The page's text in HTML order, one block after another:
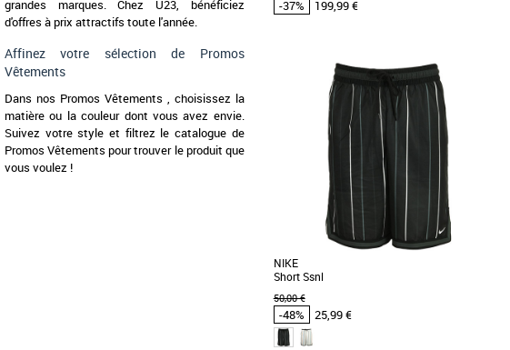
grandes marques. Chez U23, bénéficiez
d'offres à prix attractifs toute l'année.
Affinez votre sélection de Promos
Vêtements
Dans nos Promos Vêtements , choisissez la
matière ou la couleur dont vous avez envie.
Suivez votre style et filtrez le catalogue de
Promos Vêtements pour trouver le produit que
vous voulez !
-37% 199,99 €
Vêtements pas cher et Promos Vêtements
La doudoune The North Face Nuptse Short
Jacket pour femme combine style et
performance avec son design [...]
NIKE
Short Ssnl
50,00 €
-48% 25,99 €